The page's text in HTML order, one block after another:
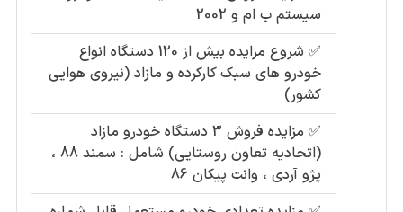
سیستم ب ام و 2002
✅
شروع مزایده بیش از 120 دستگاه انواع
خودرو های سبک کارکرده و مازاد (نیروی هوایی
کشور)
✅
مزایده فروش 3 دستگاه خودرو مازاد
(اتحادیه تعاون روستایی) شامل : سمند 88 ،
پژو آردی ، وانت پیکان 86